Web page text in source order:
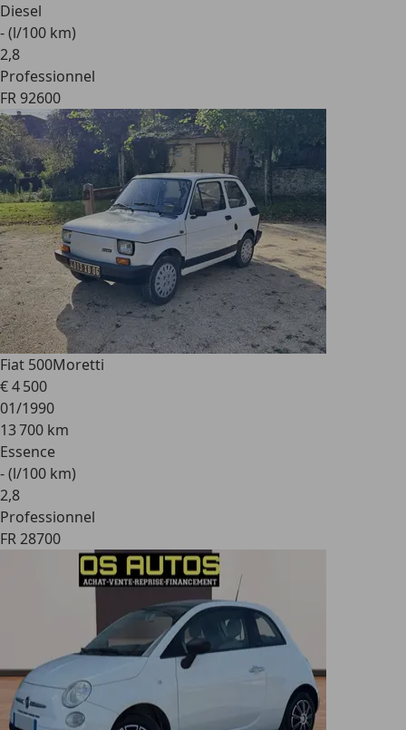
Diesel
- (l/100 km)
2,8
Professionnel
FR 92600
Fiat 500Moretti
€ 4 500
01/1990
13 700 km
Essence
- (l/100 km)
2,8
Professionnel
FR 28700